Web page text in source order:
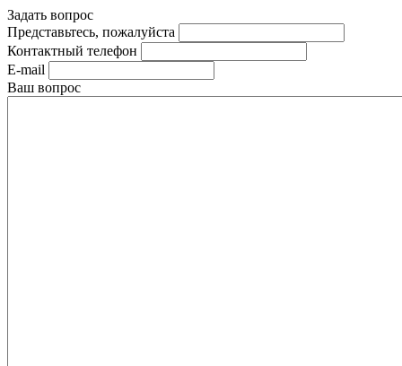
Задать вопрос
Представьтесь, пожалуйста
Контактный телефон
E-mail
Ваш вопрос